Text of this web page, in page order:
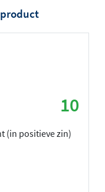
10
(in positieve zin)